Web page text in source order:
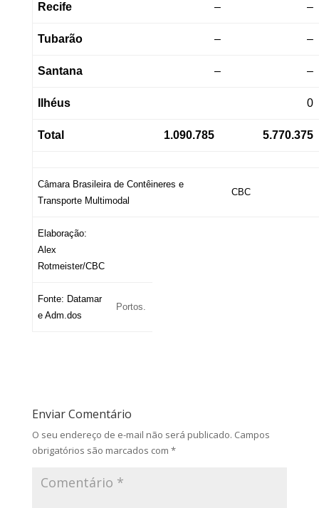
Recife – –
Tubarão – –
Santana – –
Ilhéus 0
Total 1.090.785 5.770.375
Câmara Brasileira de Contêineres e
Transporte Multimodal
CBC
Elaboração:
Alex
Rotmeister/CBC
Fonte: Datamar
e Adm.dos
Portos.
Enviar Comentário
O seu endereço de e-mail não será publicado. Campos
obrigatórios são marcados com *